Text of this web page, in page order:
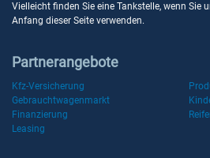
Vielleicht finden Sie eine Tankstelle, wenn Sie
Anfang dieser Seite verwenden.
Partnerangebote
Kfz-Versicherung
Gebrauchtwagenmarkt
Finanzierung
Leasing